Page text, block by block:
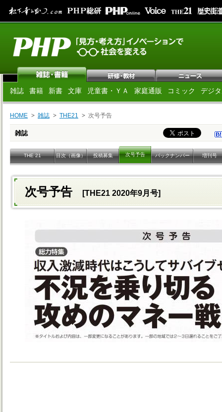
雑誌 書籍 新書 文庫 児童書・ＹＡ 家庭通販 コミック デジ
HOME 雑誌 THE21 次号予告
雑誌
THE 21 目次（画像） 投稿募集 次号予告 バックナンバー 増刊号
次号予告 [THE21 2020年9月号]